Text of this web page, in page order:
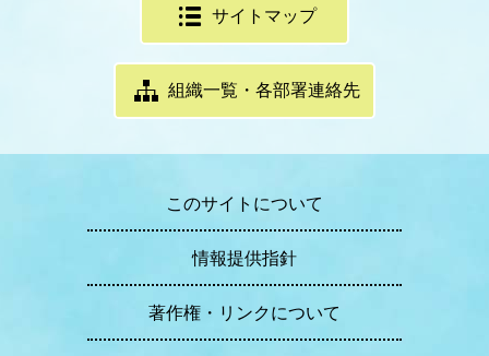
サイトマップ
組織一覧・各部署連絡先
このサイトについて
情報提供指針
著作権・リンクについて